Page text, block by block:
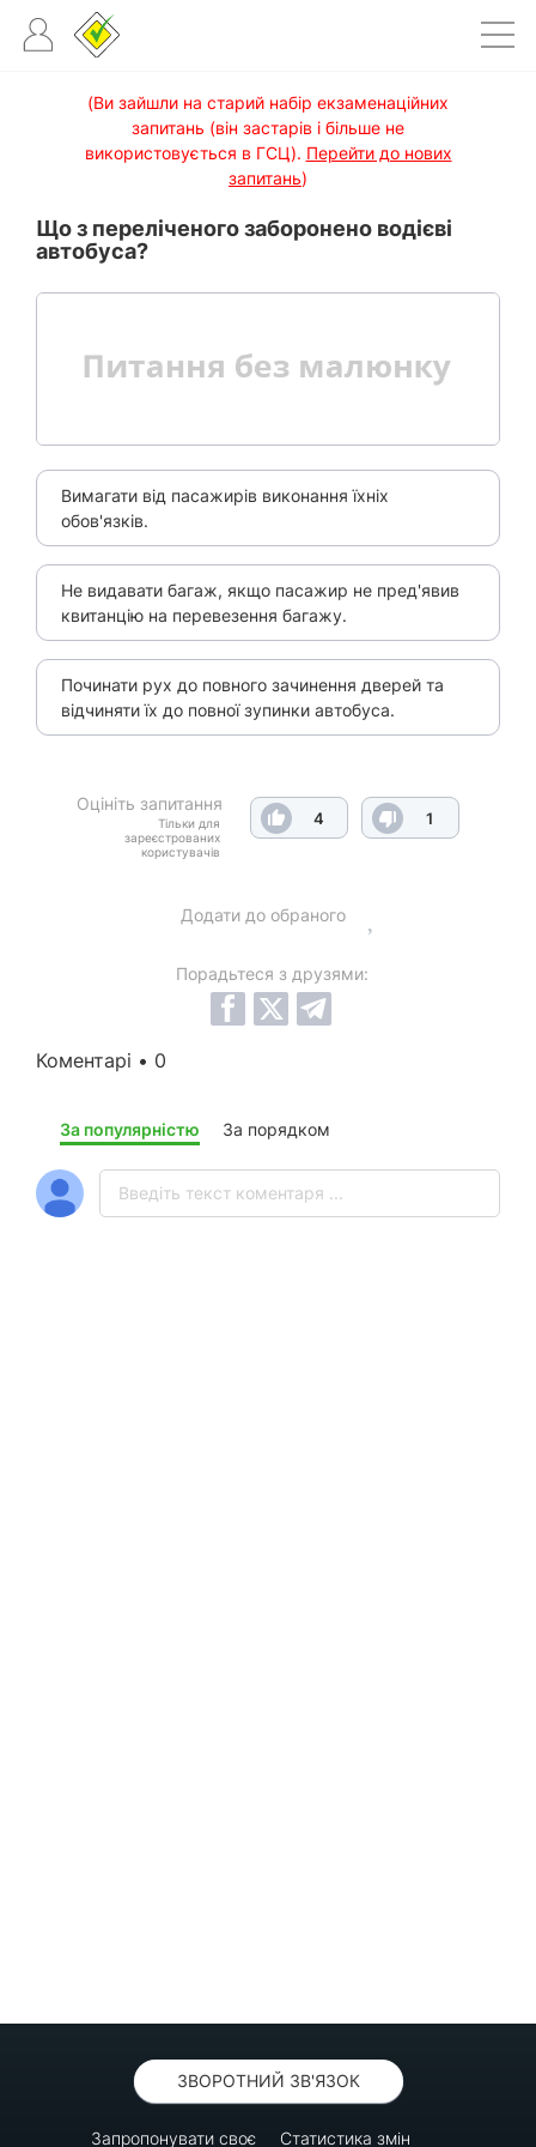
(Ви зайшли на старий набір екзаменаційних
запитань (він застарів і більше не
використовується в ГСЦ). Перейти до нових
запитань)
Що з переліченого заборонено водієві
автобуса?
Вимагати від пасажирів виконання їхніх
обов'язків.
Не видавати багаж, якщо пасажир не пред'явив
квитанцію на перевезення багажу.
Починати рух до повного зачинення дверей та
відчиняти їх до повної зупинки автобуса.
Оцініть запитання
Тільки для
зареєстрованих
користувачів
4 1
Додати до обраного
Порадьтеся з друзями:
Коментарі • 0
За популярністю За порядком
ЗВОРОТНИЙ ЗВ'ЯЗОК
Запропонувати своє
Статистика змін